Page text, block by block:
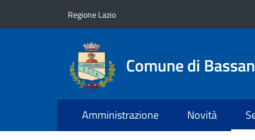
Regione Lazio
Comune di
Amministrazione Novità